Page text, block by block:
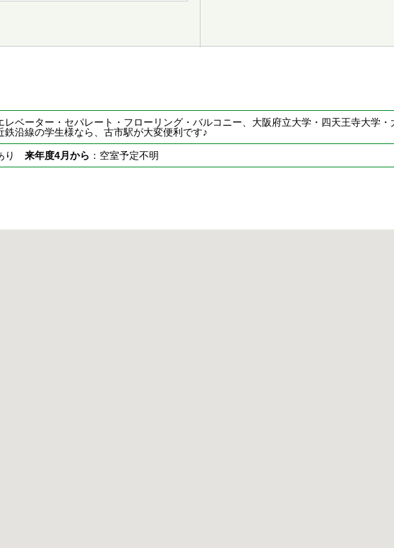
レベーター・セパレート・フローリング・バルコニー、大阪府立大学・四天王寺大学
鉄沿線の学生様なら、古市駅が大変便利です♪
り 来年度4月から ：空室予定不明